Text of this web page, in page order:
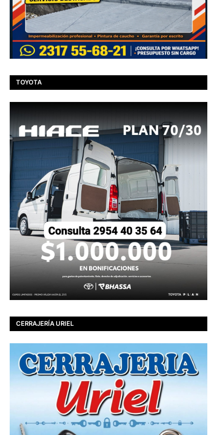
TOYOTA
CERRAJERÍA URIEL